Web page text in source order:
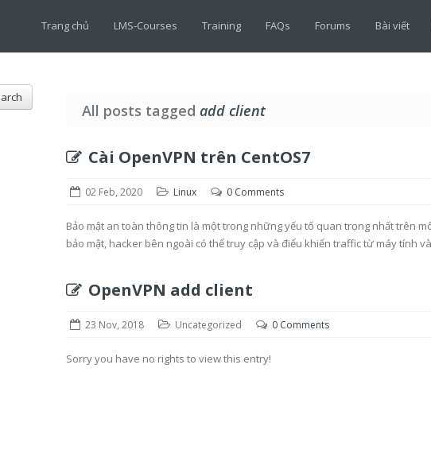
Trang chủ LMS-Courses Training FAQs Forums Bài viết
All posts tagged add client
Cài OpenVPN trên CentOS7
02 Feb, 2020 Linux 0 Comments
Bảo mật an toàn thông tin là một trong những yếu tố quan trọng nhất trên
bảo mật, hacker bên ngoài có thể truy cập và điểu khiển traffic từ máy tính
OpenVPN add client
23 Nov, 2018 Uncategorized 0 Comments
Sorry you have no rights to view this entry!